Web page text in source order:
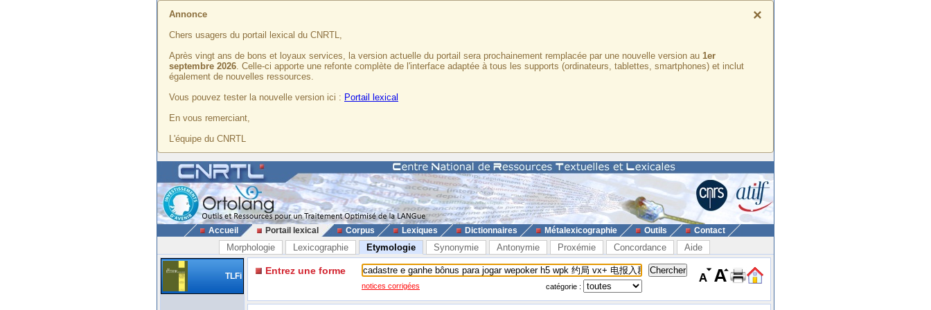
×
Annonce
Chers usagers du portail lexical du CNRTL,
Après vingt ans de bons et loyaux services, la version actuelle du portail sera prochainement remplacée par une nouvelle version au 1er
septembre 2026. Celle-ci apporte une refonte complète de l'interface adaptée à tous les supports (ordinateurs, tablettes, smartphones) et inclut
également de nouvelles ressources.
Vous pouvez tester la nouvelle version ici : Portail lexical
En vous remerciant,
L'équipe du CNRTL
Accueil Portail lexical Corpus Lexiques Dictionnaires Métalexicographie Outils Contact
Morphologie Lexicographie Etymologie Synonymie Antonymie Proxémie Concordance Aide
TLFi Entrez une forme
notices corrigées catégorie :